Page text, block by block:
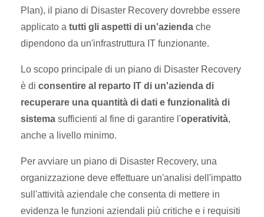
Plan), il piano di Disaster Recovery dovrebbe essere
applicato a tutti gli aspetti di un'azienda che
dipendono da un'infrastruttura IT funzionante.
Lo scopo principale di un piano di Disaster Recovery
è di consentire al reparto IT di un'azienda di
recuperare una quantità di dati e funzionalità di
sistema sufficienti al fine di garantire l'operatività,
anche a livello minimo.
Per avviare un piano di Disaster Recovery, una
organizzazione deve effettuare un'analisi dell'impatto
sull'attività aziendale che consenta di mettere in
evidenza le funzioni aziendali più critiche e i requisiti